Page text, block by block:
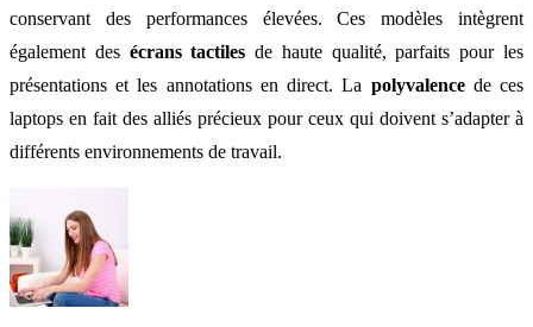
conservant des performances élevées. Ces modèles intègrent
également des écrans tactiles de haute qualité, parfaits pour les
présentations et les annotations en direct. La polyvalencede ces
laptops en fait des alliés précieux pour ceux qui doivent s’adapter à
différents environnements de travail.